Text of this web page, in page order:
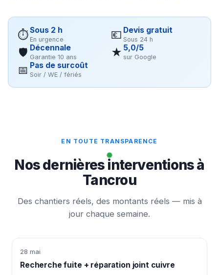
⏱Sous 2 h
En urgence 💶 Devis gratuit
Sous 24 h
🛡 Décennale
Garantie 10 ans ★ 5,0/5
sur Google
📅 Pas de surcoût
Soir / WE / fériés
EN TOUTE TRANSPARENCE
Nos dernières interventions à
Tancrou
Des chantiers réels, des montants réels — mis à
jour chaque semaine.
28 mai
Recherche fuite + réparation joint cuivre